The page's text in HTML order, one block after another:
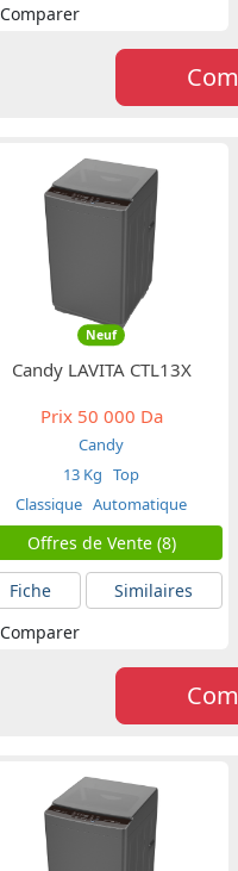
Comparer
Neuf
Candy LAVITA CTL13X
Prix50 000 Da
Candy
13 Kg Top
Classique Automatique
Offres de Vente (8)
Fiche
Similaires
Comparer